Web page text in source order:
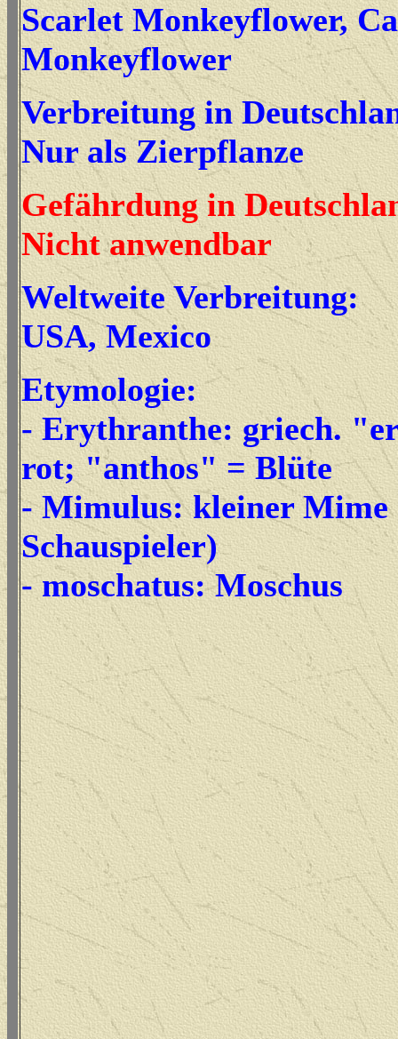
Scarlet Monkeyflower,
Monkeyflower
Verbreitung in
Nur als Zierpflanze
Gefährdung in
Nicht anwendbar
Weltweite Verbreitung:
USA, Mexico
Etymologie:
- Erythranthe: griech.
rot; "anthos" = Blüte
- Mimulus: kleiner Mime
Schauspieler)
- moschatus: Moschus